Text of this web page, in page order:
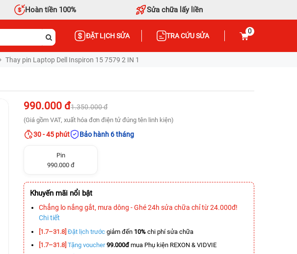
Hoàn tiền 100% Sửa chữa lấy liền
ĐẶT LỊCH SỬA TRA CỨU SỬA
0
Thay pin Laptop Dell Inspiron 15 7579 2 IN 1
990.000 đ1.350.000 đ
(Giá gồm VAT, xuất hóa đơn điện tử đúng tên linh kiện)
30 - 45 phút Bảo hành 6 tháng
Pin
990.000 đ
Khuyến mãi nổi bật
Chẳng lo nắng gắt, mưa dông - Ghé 24h sửa chữa chỉ từ 24.000đ!
Chi tiết
[1.7–31.8] Đặt lịch trước giảm đến 10% chi phí sửa chữa
[1.7–31.8] Tặng voucher 99.000đmua Phụ kiện REXON & VIDVIE